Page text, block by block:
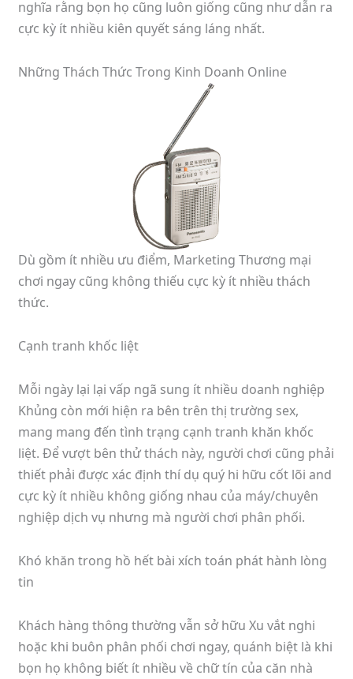
nghĩa rằng bọn họ cũng luôn giống cũng như dẫn ra
cực kỳ ít nhiều kiên quyết sáng láng nhất.
Những Thách Thức Trong Kinh Doanh Online
Dù gồm ít nhiều ưu điểm, Marketing Thương mại
chơi ngay cũng không thiếu cực kỳ ít nhiều thách
thức.
Cạnh tranh khốc liệt
Mỗi ngày lại lại vấp ngã sung ít nhiều doanh nghiệp
Khủng còn mới hiện ra bên trên thị trường sex,
mang mang đến tình trạng cạnh tranh khăn khốc
liệt. Để vượt bên thử thách này, người chơi cũng phải
thiết phải được xác định thí dụ quý hi hữu cốt lõi and
cực kỳ ít nhiều không giống nhau của máy/chuyên
nghiệp dịch vụ nhưng mà người chơi phân phối.
Khó khăn trong hồ hết bài xích toán phát hành lòng
tin
Khách hàng thông thường vẫn sở hữu Xu vắt nghi
hoặc khi buôn phân phối chơi ngay, quánh biệt là khi
bọn họ không biết ít nhiều về chữ tín của căn nhà